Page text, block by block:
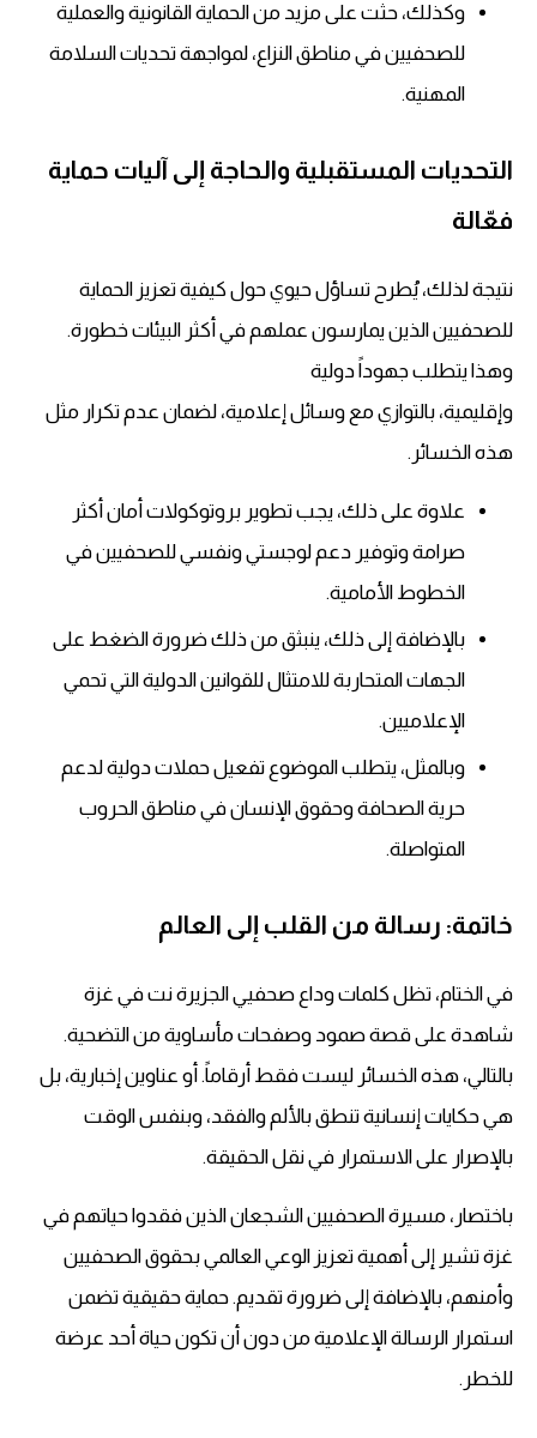
وكذلك، حثت على مزيد من الحماية القانونية والعملية
للصحفيين في مناطق النزاع، لمواجهة تحديات السلامة
المهنية.
التحديات المستقبلية والحاجة إلى آليات حماية
فعّالة
نتيجة لذلك، يُطرح تساؤل حيوي حول كيفية تعزيز الحماية
للصحفيين الذين يمارسون عملهم في أكثر البيئات خطورة.
وهذا يتطلب جهوداً دولية
وإقليمية، بالتوازي مع وسائل إعلامية، لضمان عدم تكرار مثل
هذه الخسائر.
علاوة على ذلك، يجب تطوير بروتوكولات أمان أكثر
صرامة وتوفير دعم لوجستي ونفسي للصحفيين في
الخطوط الأمامية.
بالإضافة إلى ذلك، ينبثق من ذلك ضرورة الضغط على
الجهات المتحاربة للامتثال للقوانين الدولية التي تحمي
الإعلاميين.
وبالمثل، يتطلب الموضوع تفعيل حملات دولية لدعم
حرية الصحافة وحقوق الإنسان في مناطق الحروب
المتواصلة.
خاتمة: رسالة من القلب إلى العالم
في الختام، تظل كلمات وداع صحفيي الجزيرة نت في غزة
شاهدة على قصة صمود وصفحات مأساوية من التضحية.
بالتالي، هذه الخسائر ليست فقط أرقاماً. أو عناوين إخبارية، بل
هي حكايات إنسانية تنطق بالألم والفقد، وبنفس الوقت
بالإصرار على الاستمرار في نقل الحقيقة.
باختصار، مسيرة الصحفيين الشجعان الذين فقدوا حياتهم في
غزة تشير إلى أهمية تعزيز الوعي العالمي بحقوق الصحفيين
وأمنهم، بالإضافة إلى ضرورة تقديم. حماية حقيقية تضمن
استمرار الرسالة الإعلامية من دون أن تكون حياة أحد عرضة
للخطر.